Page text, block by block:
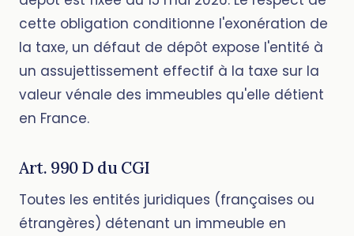
cette obligation conditionne l'exonération de
la taxe, un défaut de dépôt expose l'entité à
un assujettissement effectif à la taxe sur la
valeur vénale des immeubles qu'elle détient
en France.
Art. 990 D du CGI
Toutes les entités juridiques (françaises ou
étrangères) détenant un immeuble en